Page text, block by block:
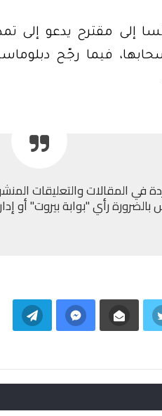
إلى مقترح يدعو إلى
فيما رجّح
في المقالات والتعليقات
رأي "بوابة بيروت" أو